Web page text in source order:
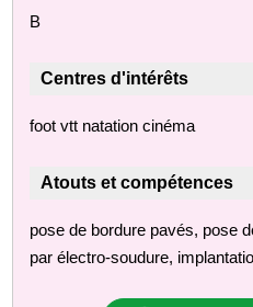
B
Centres d'intérêts
foot vtt natation cinéma
Atouts et compétences
pose de bordure pavés, pose
par électro-soudure,